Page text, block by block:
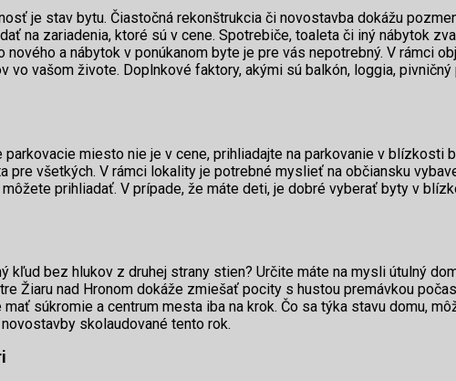
je stav bytu. Čiastočná rekonštrukcia či novostavba dokážu
na zariadenia, ktoré sú v cene. Spotrebiče, toaleta či iný nábytok
a nábytok v ponúkanom byte je pre vás nepotrebný. V rámci
vo vašom živote. Doplnkové faktory, akými sú balkón, loggia,
miesto nie je v cene, prihliadajte na parkovanie v blízkosti
všetkých. V rámci lokality je potrebné myslieť na občiansku
prihliadať. V prípade, že máte deti, je dobré vyberať byty v
kľud bez hlukov z druhej strany stien? Určite máte na mysli útulný
Žiaru nad Hronom dokáže zmiešať pocity s hustou premávkou
súkromie a centrum mesta iba na krok. Čo sa týka stavu domu,
skolaudované tento rok.